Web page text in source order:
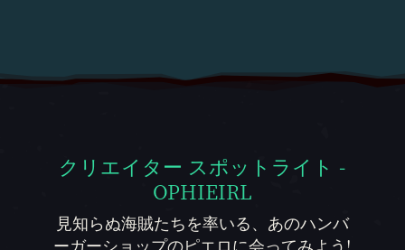
クリエイター スポットライト -
OPHIEIRL
見知らぬ海賊たちを率いる、あのハンバ
ーガーショップのピエロに会ってみよう!